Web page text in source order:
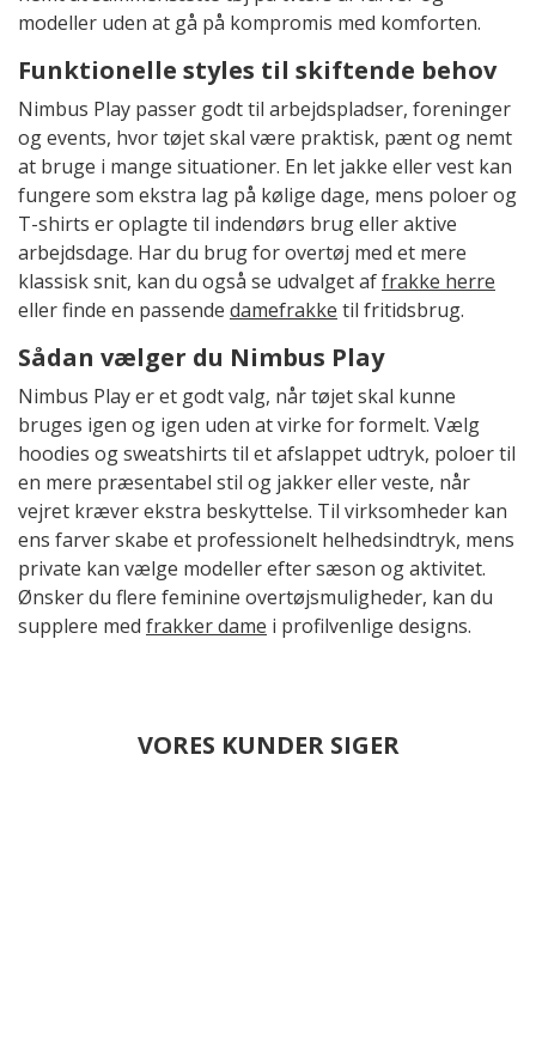
modeller uden at gå på kompromis med komforten.
Funktionelle styles til skiftende behov
Nimbus Play passer godt til arbejdspladser, foreninger
og events, hvor tøjet skal være praktisk, pænt og nemt
at bruge i mange situationer. En let jakke eller vest kan
fungere som ekstra lag på kølige dage, mens poloer og
T-shirts er oplagte til indendørs brug eller aktive
arbejdsdage. Har du brug for overtøj med et mere
klassisk snit, kan du også se udvalget affrakke herre
eller finde en passende damefrakke til fritidsbrug.
Sådan vælger du Nimbus Play
Nimbus Play er et godt valg, når tøjet skal kunne
bruges igen og igen uden at virke for formelt. Vælg
hoodies og sweatshirts til et afslappet udtryk, poloer til
en mere præsentabel stil og jakker eller veste, når
vejret kræver ekstra beskyttelse. Til virksomheder kan
ens farver skabe et professionelt helhedsindtryk, mens
private kan vælge modeller efter sæson og aktivitet.
Ønsker du flere feminine overtøjsmuligheder, kan du
supplere med frakker dame i profilvenlige designs.
VORES KUNDER SIGER